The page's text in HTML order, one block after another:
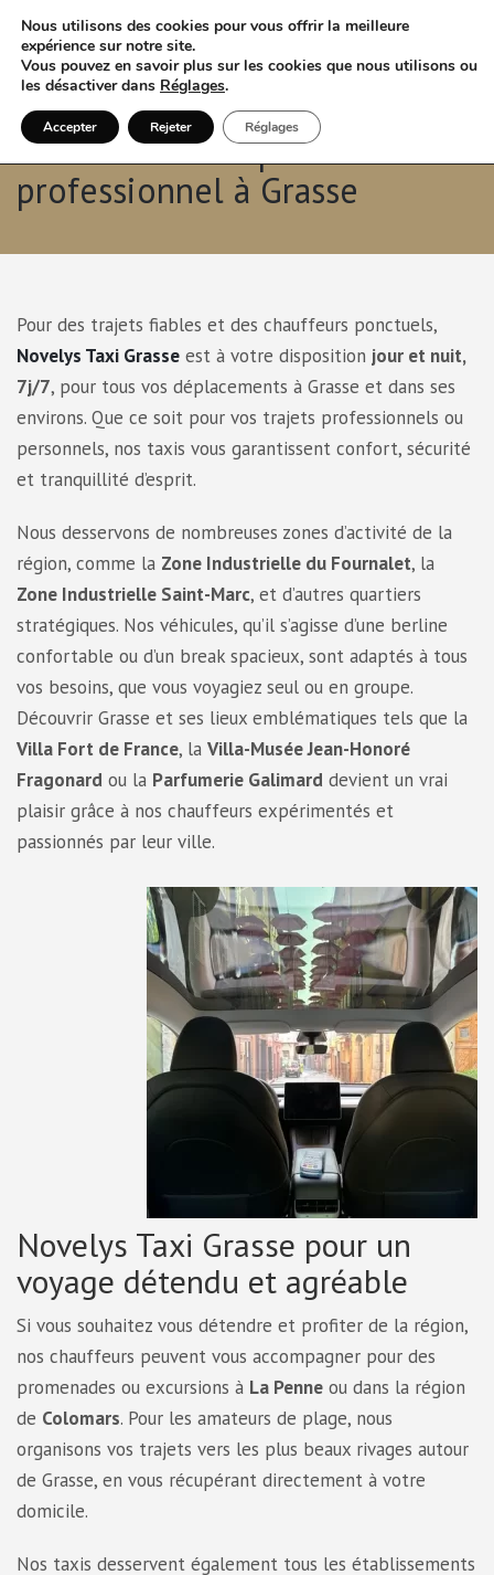
Service de transport
professionnel à Grasse
Pour des trajets fiables et des chauffeurs ponctuels,
Novelys Taxi Grasse est à votre disposition jour et nuit,
7j/7, pour tous vos déplacements à Grasse et dans ses
environs. Que ce soit pour vos trajets professionnels ou
personnels, nos taxis vous garantissent confort, sécurité
et tranquillité d’esprit.
Nous desservons de nombreuses zones d’activité de la
région, comme la Zone Industrielle du Fournalet, la
Zone Industrielle Saint-Marc, et d’autres quartiers
stratégiques. Nos véhicules, qu’il s’agisse d’une berline
confortable ou d’un break spacieux, sont adaptés à tous
vos besoins, que vous voyagiez seul ou en groupe.
Découvrir Grasse et ses lieux emblématiques tels que la
Villa Fort de France, la Villa-Musée Jean-Honoré
Fragonard ou la Parfumerie Galimard devient un vrai
plaisir grâce à nos chauffeurs expérimentés et
passionnés par leur ville.
Novelys Taxi Grasse pour un
voyage détendu et agréable
Si vous souhaitez vous détendre et profiter de la région,
nos chauffeurs peuvent vous accompagner pour des
promenades ou excursions à La Penne ou dans la région
de Colomars. Pour les amateurs de plage, nous
organisons vos trajets vers les plus beaux rivages autour
de Grasse, en vous récupérant directement à votre
domicile.
Nos taxis desservent également tous les établissements
Nous utilisons des cookies pour vous offrir la meilleure
expérience sur notre site.
Vous pouvez en savoir plus sur les cookies que nous utilisons ou
les désactiver dans Réglages.
Accepter Rejeter Réglages